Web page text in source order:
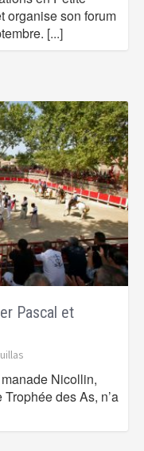
son forum
[...]
Pascal et
Nicollin,
des As, n’a